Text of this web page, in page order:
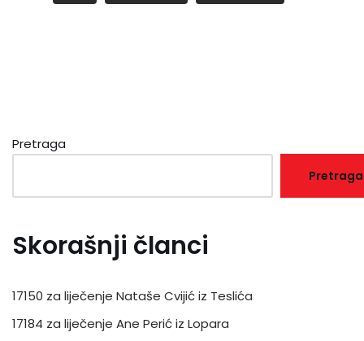
Pretraga
Pretraga
Skorašnji članci
17150 za liječenje Nataše Cvijić iz Teslića
17184 za liječenje Ane Perić iz Lopara